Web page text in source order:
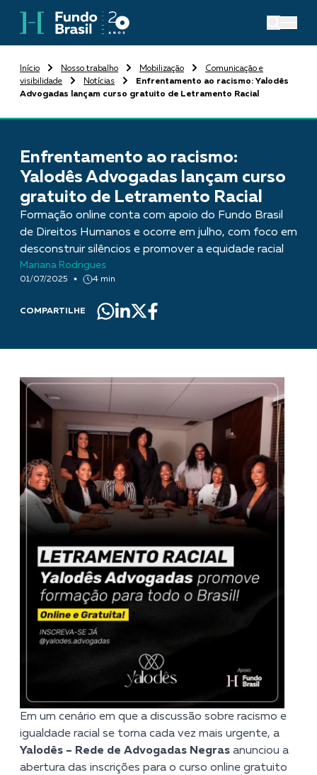
Início Nosso trabalho Mobilização
Comunicação e
visibilidade
Notícias
Enfrentamento ao racismo: Yalodês
Advogadas lançam curso gratuito de Letramento Racial
Enfrentamento ao racismo:
Yalodês Advogadas lançam curso
gratuito de Letramento Racial
Formação online conta com apoio do Fundo Brasil
de Direitos Humanos e ocorre em julho, com foco em
desconstruir silêncios e promover a equidade racial
Mariana Rodrigues
01/07/2025 4 min
COMPARTILHE
Em um cenário em que a discussão sobre racismo e
igualdade racial se torna cada vez mais urgente, a
Yalodês – Rede de Advogadas Negras anunciou a
abertura das inscrições para o curso online gratuito